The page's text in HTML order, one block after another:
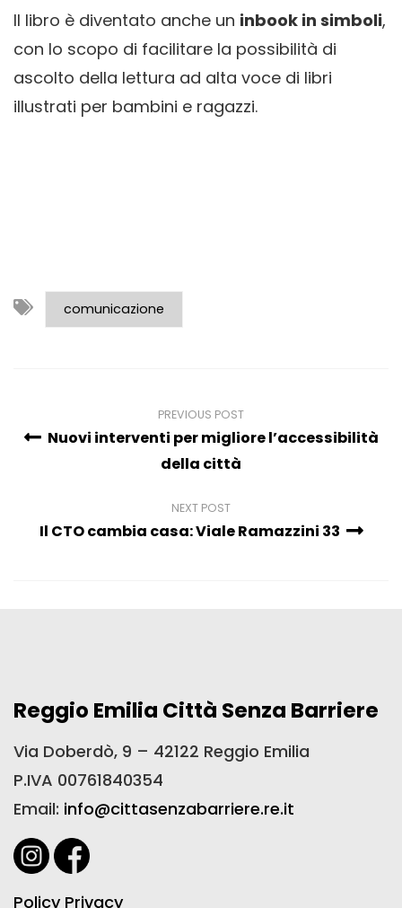
Il libro è diventato anche un inbook in simboli,
con lo scopo di facilitare la possibilità di
ascolto della lettura ad alta voce di libri
illustrati per bambini e ragazzi.
comunicazione
PREVIOUS POST
Nuovi interventi per migliore l’accessibilità
della città
NEXT POST
Il CTO cambia casa: Viale Ramazzini 33
Reggio Emilia Città Senza Barriere
Via Doberdò, 9 – 42122 Reggio Emilia
P.IVA 00761840354
Email: info@cittasenzabarriere.re.it
Policy Privacy